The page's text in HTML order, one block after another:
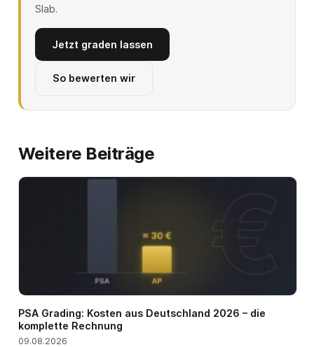
Slab.
Jetzt graden lassen
So bewerten wir
Weitere Beiträge
PSA Grading: Kosten aus Deutschland 2026 – die
komplette Rechnung
09.08.2026